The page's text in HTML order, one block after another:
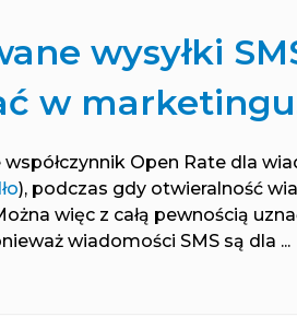
wysyłki
w
Open Rate dla
), podczas gdy otwieralność
więc z całą pewnością
wiadomości SMS są dla ...